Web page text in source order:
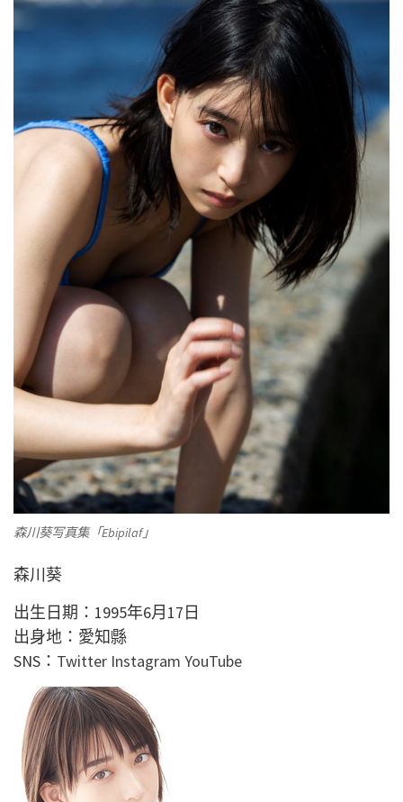
森川葵写真集「Ebipilaf」
森川葵
出生日期：1995年6月17日
出身地：愛知縣
SNS： Twitter Instagram YouTube